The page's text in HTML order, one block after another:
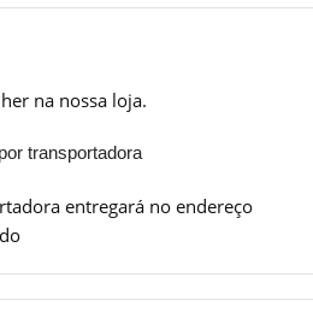
na nossa loja.
transportadora
entregará no endereço